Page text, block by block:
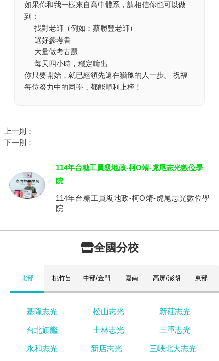
如果你和我一樣來自高中體系，請相信你也可以做
到：
找對老師（例如：蔡勝豐老師）
選好參考書
大量做考古題
每天四小時，穩定輸出
你只要開始，就已經領先還在猶豫的人一步。 祝福
每位努力中的同學，都能順利上榜！
上一則：
下一則：
114年台糖工員級地政-柯O靖-虎尾志光數位學
院
114年台糖工員級地政-柯O靖-虎尾志光數位學
院
全國分校
北部 桃竹苗 中部/金門 嘉南 高屏/澎湖 東部
基隆志光 松山志光 新莊志光
台北旗艦 士林志光 三重志光
永和志光 新店志光 三峽北大志光